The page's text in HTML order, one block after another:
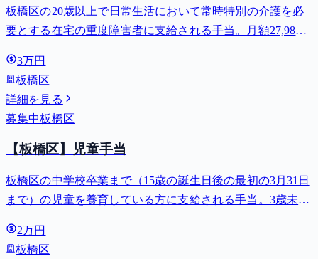
板橋区の20歳以上で日常生活において常時特別の介護を必
要とする在宅の重度障害者に支給される手当。月額27,980
3万円
板橋区
詳細を見る
募集中板橋区
【板橋区】児童手当
板橋区の中学校卒業まで（15歳の誕生日後の最初の3月31日
まで）の児童を養育している方に支給される手当。3歳未満
子以降は15,000円）、中学生は月額10,000円。
2万円
板橋区